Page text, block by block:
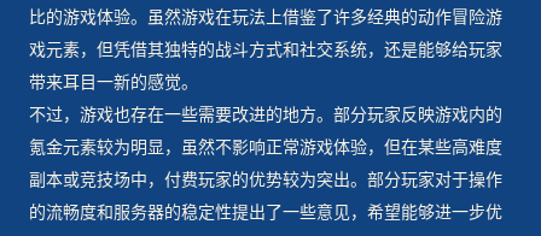
比的游戏体验。虽然游戏在玩法上借鉴了许多经典的动作冒险游
戏元素，但凭借其独特的战斗方式和社交系统，还是能够给玩家
带来耳目一新的感觉。
不过，游戏也存在一些需要改进的地方。部分玩家反映游戏内的
氪金元素较为明显，虽然不影响正常游戏体验，但在某些高难度
副本或竞技场中，付费玩家的优势较为突出。部分玩家对于操作
的流畅度和服务器的稳定性提出了一些意见，希望能够进一步优